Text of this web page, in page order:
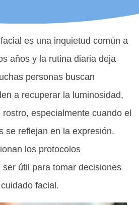
es una inquietud común a
años y la rutina diaria deja
personas buscan
a recuperar la luminosidad,
especialmente cuando el
se reflejan en la expresión.
los protocolos
útil para tomar decisiones
facial.